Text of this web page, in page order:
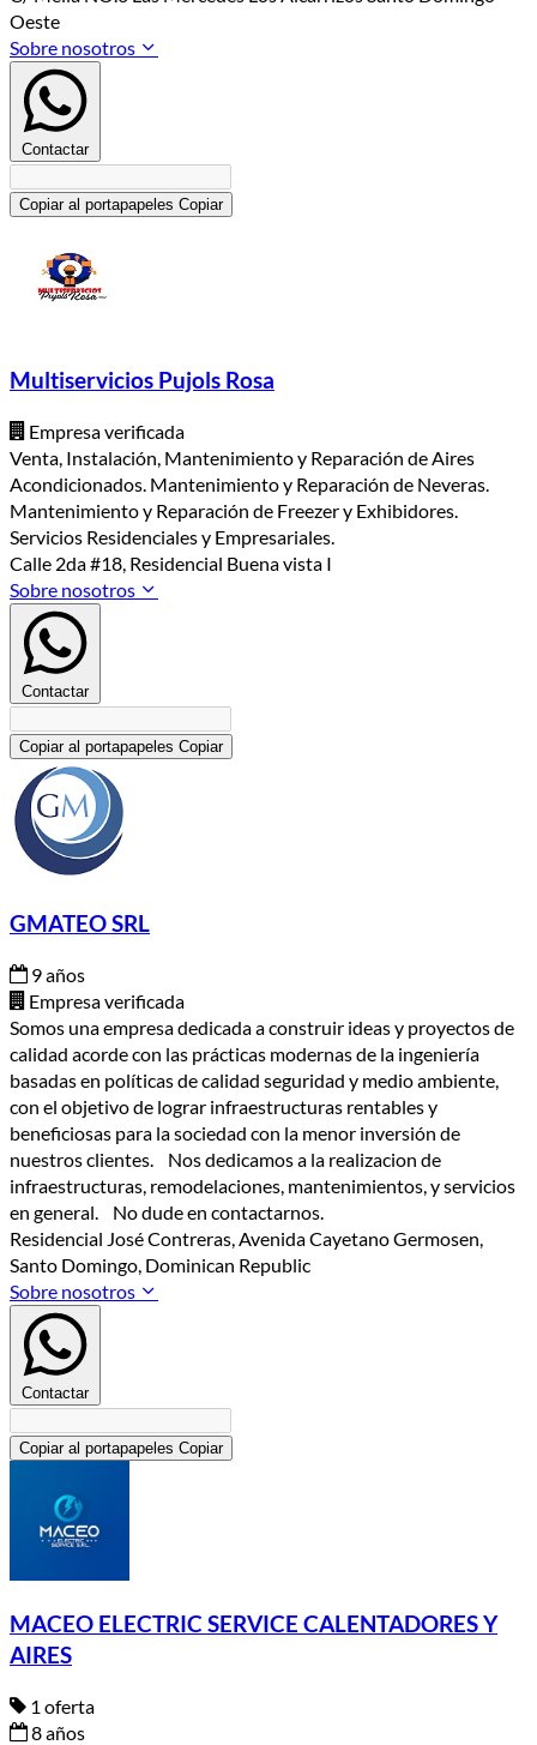
Oeste
Sobre nosotros
Contactar
Copiar al portapapeles Copiar
Multiservicios Pujols Rosa
Empresa verificada
Venta, Instalación, Mantenimiento y Reparación de Aires
Acondicionados. Mantenimiento y Reparación de Neveras.
Mantenimiento y Reparación de Freezer y Exhibidores.
Servicios Residenciales y Empresariales.
Calle 2da #18, Residencial Buena vista I
Sobre nosotros
Contactar
Copiar al portapapeles Copiar
GMATEO SRL
9 años
Empresa verificada
Somos una empresa dedicada a construir ideas y proyectos de
calidad acorde con las prácticas modernas de la ingeniería
basadas en políticas de calidad seguridad y medio ambiente,
con el objetivo de lograr infraestructuras rentables y
beneficiosas para la sociedad con la menor inversión de
nuestros clientes. Nos dedicamos a la realizacion de
infraestructuras, remodelaciones, mantenimientos, y servicios
en general. No dude en contactarnos.
Residencial José Contreras, Avenida Cayetano Germosen,
Santo Domingo, Dominican Republic
Sobre nosotros
Contactar
Copiar al portapapeles Copiar
MACEO ELECTRIC SERVICE CALENTADORES Y
AIRES
1 oferta
8 años